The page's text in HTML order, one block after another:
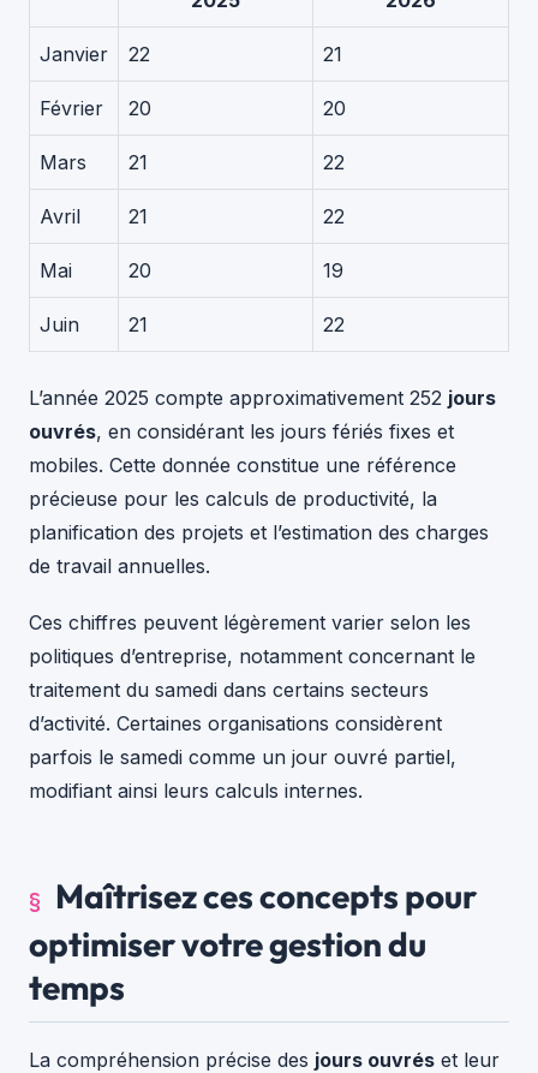
Janvier 22 21
Février 20 20
Mars 21 22
Avril 21 22
Mai 20 19
Juin 21 22
L’année 2025 compte approximativement 252 jours
ouvrés, en considérant les jours fériés fixes et
mobiles. Cette donnée constitue une référence
précieuse pour les calculs de productivité, la
planification des projets et l’estimation des charges
de travail annuelles.
Ces chiffres peuvent légèrement varier selon les
politiques d’entreprise, notamment concernant le
traitement du samedi dans certains secteurs
d’activité. Certaines organisations considèrent
parfois le samedi comme un jour ouvré partiel,
modifiant ainsi leurs calculs internes.
Maîtrisez ces concepts pour
optimiser votre gestion du
temps
La compréhension précise des jours ouvrés et leur